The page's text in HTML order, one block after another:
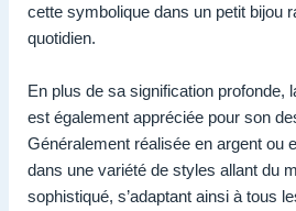
cette symbolique dans un petit bijou
quotidien.
En plus de sa signification profonde,
est également appréciée pour son
Généralement réalisée en argent ou
dans une variété de styles allant du
sophistiqué, s’adaptant ainsi à tous